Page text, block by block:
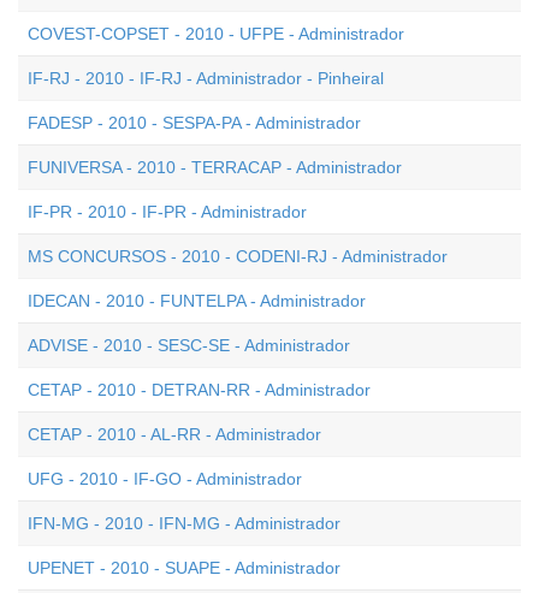
COVEST-COPSET - 2010 - UFPE - Administrador
IF-RJ - 2010 - IF-RJ - Administrador - Pinheiral
FADESP - 2010 - SESPA-PA - Administrador
FUNIVERSA - 2010 - TERRACAP - Administrador
IF-PR - 2010 - IF-PR - Administrador
MS CONCURSOS - 2010 - CODENI-RJ - Administrador
IDECAN - 2010 - FUNTELPA - Administrador
ADVISE - 2010 - SESC-SE - Administrador
CETAP - 2010 - DETRAN-RR - Administrador
CETAP - 2010 - AL-RR - Administrador
UFG - 2010 - IF-GO - Administrador
IFN-MG - 2010 - IFN-MG - Administrador
UPENET - 2010 - SUAPE - Administrador